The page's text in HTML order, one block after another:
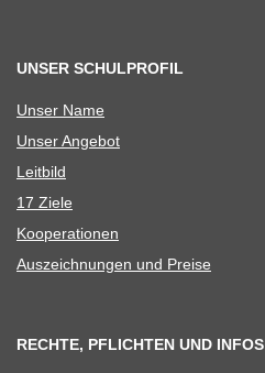
UNSER SCHULPROFIL
Unser Name
Unser Ange­bot
Leit­bild
17 Ziele
Koope­ra­tio­nen
Aus­zeich­nun­gen und Preise
RECHTE, PFLICHTEN UND INFOS